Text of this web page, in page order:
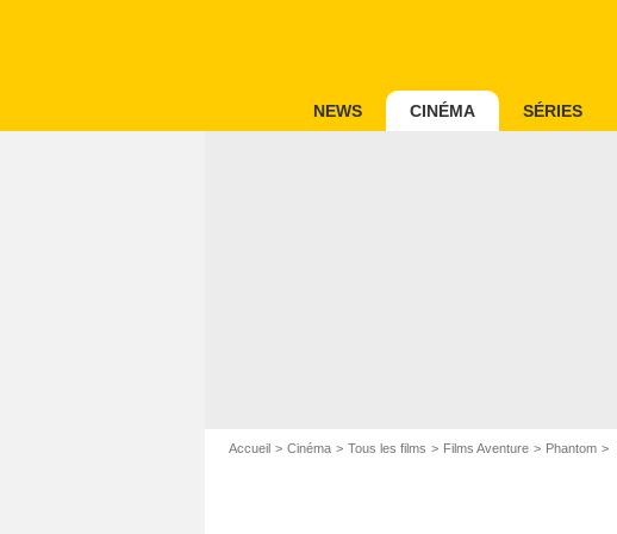
NEWS CINÉMA SÉRIES
Accueil Cinéma Tous les films Films Aventure Phantom